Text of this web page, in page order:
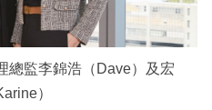
總監李錦浩（Dave）及宏
）